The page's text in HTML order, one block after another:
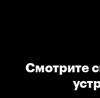
Смотрите